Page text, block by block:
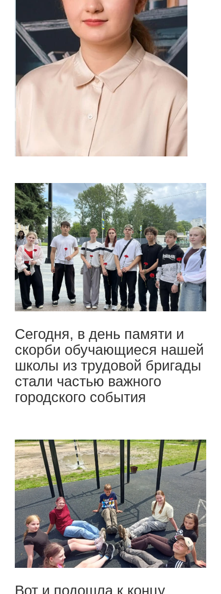
Сегодня, в день памяти и
скорби обучающиеся нашей
школы из трудовой бригады
стали частью важного
городского события
Вот и подошла к концу